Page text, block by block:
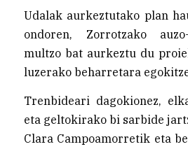
Udalak aurkeztutako plan
ondoren, Zorrotzako
multzo bat aurkeztu du
luzerako beharretara
Trenbideari dagokionez,
eta geltokirako bi sarbide
Clara Campoamorretik eta